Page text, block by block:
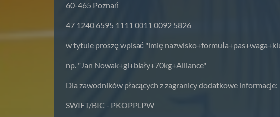
60-465 Poznań
47 1240 6595 1111 0011 0092 5826
w tytule proszę wpisać "imię
np. "Jan Nowak+gi+biały+70kg+Alliance"
Dla zawodników płacących z zagranicy dodatkowe informacje:
SWIFT/BIC - PKOPPLPW